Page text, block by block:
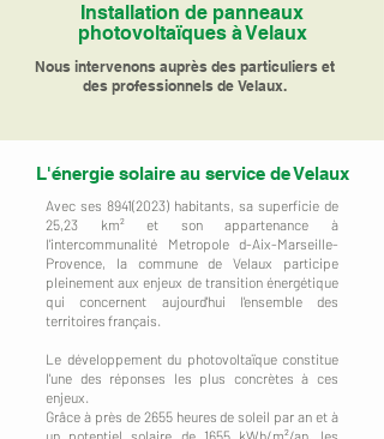
Installation de panneaux
photovoltaïques à Velaux
Nous intervenons auprès des particuliers et
des professionnels de Velaux.
L'énergie solaire au service de Velaux
Avec ses 8941(2023) habitants, sa superficie de
25,23 km² et son appartenance à
l'intercommunalité Metropole d-Aix-Marseille-
Provence, la commune de Velaux participe
pleinement aux enjeux de transition énergétique
qui concernent aujourd'hui l'ensemble des
territoires français.
Le développement du photovoltaïque constitue
l'une des réponses les plus concrètes à ces
enjeux.
Grâce à près de 2655 heures de soleil par an et à
un potentiel solaire de 1655 kWh/m²/an, les